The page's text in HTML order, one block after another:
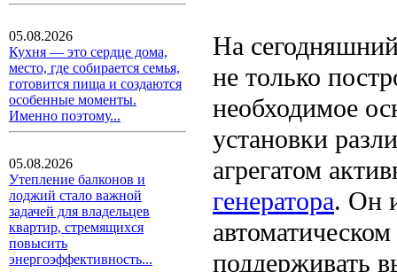
05.08.2026
Кухня — это сердце дома,
место, где собирается семья,
готовится пища и создаются
особенные моменты.
Именно поэтому...
05.08.2026
Утепление балконов и
лоджий стало важной
задачей для владельцев
квартир, стремящихся
повысить
энергоэффективность...
На
не только
необходимое
установки
агрегатом
генератора. Он
поддерживать